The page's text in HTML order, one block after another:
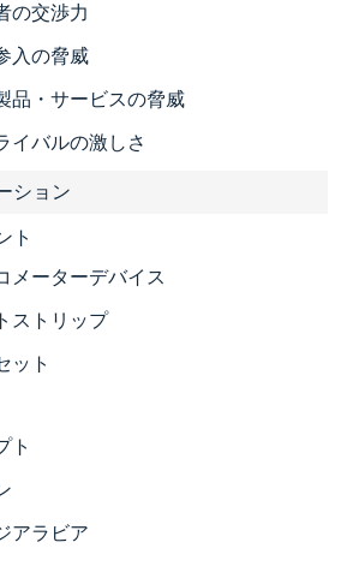
の交渉力
入の脅威
品・サービスの脅威
イバルの激しさ
ション
ト
メーターデバイス
ストリップ
ット
ト
アラビア